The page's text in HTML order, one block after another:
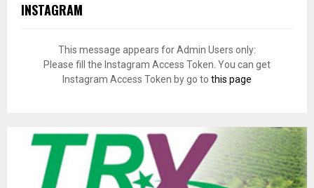
INSTAGRAM
This message appears for Admin Users only:
Please fill the Instagram Access Token. You can get
Instagram Access Token by go to this page